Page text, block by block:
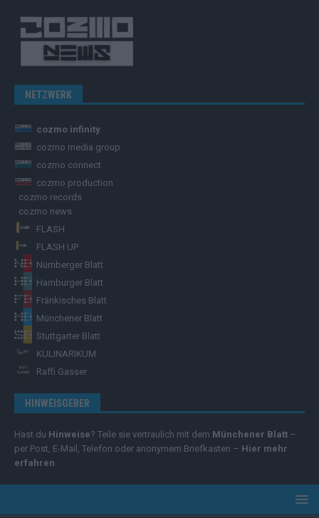
NETZWERK
cozmo infinity
cozmo media group
cozmo connect
cozmo production
cozmo records
cozmo news
FLASH
FLASH UP
Nürnberger Blatt
Hamburger Blatt
Fränkisches Blatt
Münchener Blatt
Stuttgarter Blatt
KULINARIKUM.
Raffi Gasser
HINWEISGEBER
Hast du Hinweise? Teile sie vertraulich mit dem Münchener Blatt –
per Post, E-Mail, Telefon oder anonymem Briefkasten – Hier mehr
erfahren